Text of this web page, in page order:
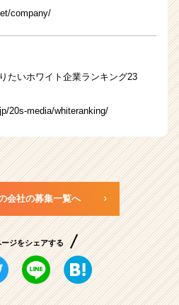
company/
たいホワイト企業ランキング23
20s-media/whiteranking/
会社の募集一覧へ
ージをシェアする